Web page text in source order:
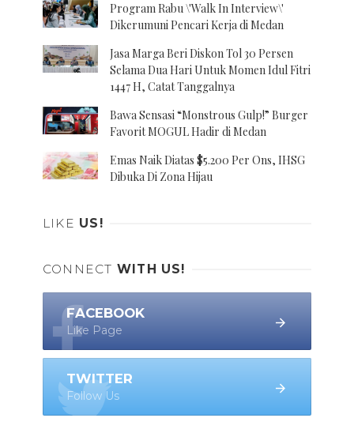
Program Rabu \'Walk In Interview\'
Dikerumuni Pencari Kerja di Medan
Jasa Marga Beri Diskon Tol 30 Persen
Selama Dua Hari Untuk Momen Idul Fitri
1447 H, Catat Tanggalnya
Bawa Sensasi “Monstrous Gulp!” Burger
Favorit MOGUL Hadir di Medan
Emas Naik Diatas $5.200 Per Ons, IHSG
Dibuka Di Zona Hijau
LIKE US!
CONNECT WITH US!
FACEBOOK
Like Page
TWITTER
Follow Us